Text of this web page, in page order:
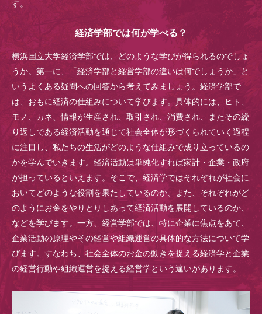
す。
経済学部では何が学べる？
横浜国立大学経済学部では、どのような学びが得られるのでしょ
うか。第一に、「経済学部と経営学部の違いは何でしょうか」と
いうよくある疑問への回答から考えてみましょう。経済学部で
は、おもに経済の仕組みについて学びます。具体的には、ヒト、
モノ、カネ、情報が生産され、取引され、消費され、またその繰
り返しである経済活動を通じて社会全体が形づくられていく過程
に注目し、私たちの生活がどのような仕組みで成り立っているの
かを学んでいきます。経済活動は単純化すれば家計・企業・政府
が担っているといえます。そこで、経済学ではそれぞれが社会に
おいてどのような役割を果たしているのか、また、それぞれがど
のようにお金をやりとりしあって経済活動を展開しているのか、
などを学びます。一方、経営学部では、特に企業に焦点をあて、
企業活動の原理やその経営や組織運営の具体的な方法について学
びます。すなわち、社会全体のお金の動きを捉える経済学と企業
の経営行動や組織運営を捉える経営学という違いがあります。